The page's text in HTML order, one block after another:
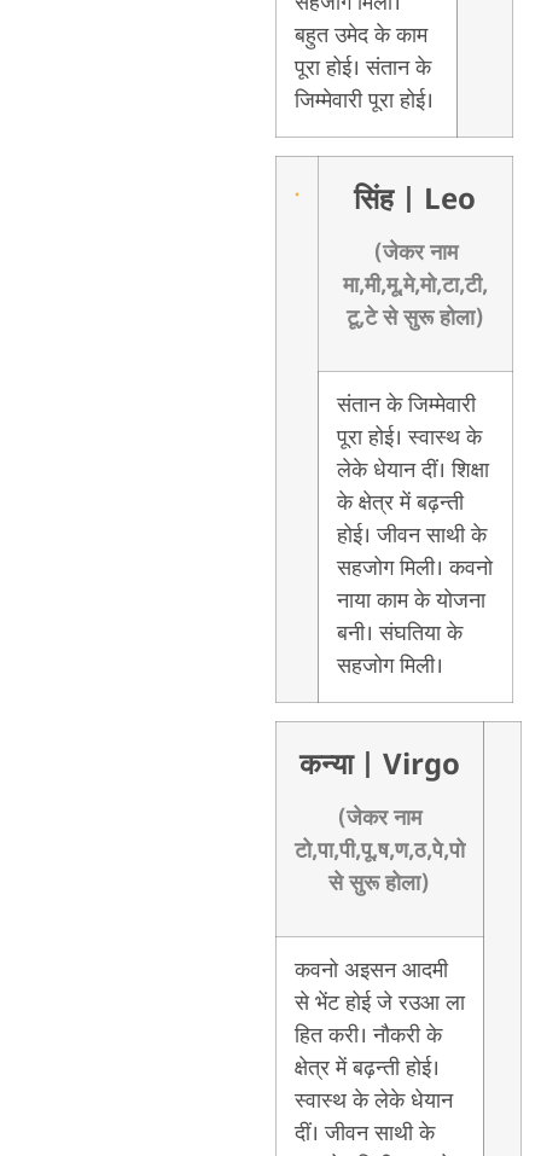
बहुत उमेद के काम
पूरा होई। संतान के
जिम्मेवारी पूरा होई।
सिंह | Leo
(जेकर नाम
मा,मी,मू,मे,मो,टा,टी,
टू,टे से सुरू होला)
संतान के जिम्मेवारी
पूरा होई। स्वास्थ के
लेके धेयान दीं। शिक्षा
के क्षेत्र में बढ़न्ती
होई। जीवन साथी के
सहजोग मिली। कवनो
नाया काम के योजना
बनी। संघतिया के
सहजोग मिली।
कन्या | Virgo
(जेकर नाम
टो,पा,पी,पू,ष,ण,ठ,पे,पो
से सुरू होला)
कवनो अइसन आदमी
से भेंट होई जे रउआ ला
हित करी। नौकरी के
क्षेत्र में बढ़न्ती होई।
स्वास्थ के लेके धेयान
दीं। जीवन साथी के